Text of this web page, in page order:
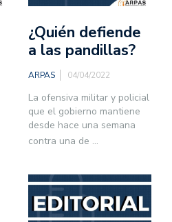
¿Quién defiende
a las pandillas?
ARPAS 04/04/2022
La ofensiva militar y policial
que el gobierno mantiene
desde hace una semana
contra una de ...